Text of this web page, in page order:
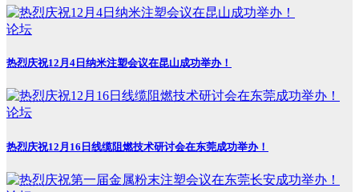
论坛
热烈庆祝12月4日纳米注塑会议在昆山成功举办！
论坛
热烈庆祝12月16日线缆阻燃技术研讨会在东莞成功举办！